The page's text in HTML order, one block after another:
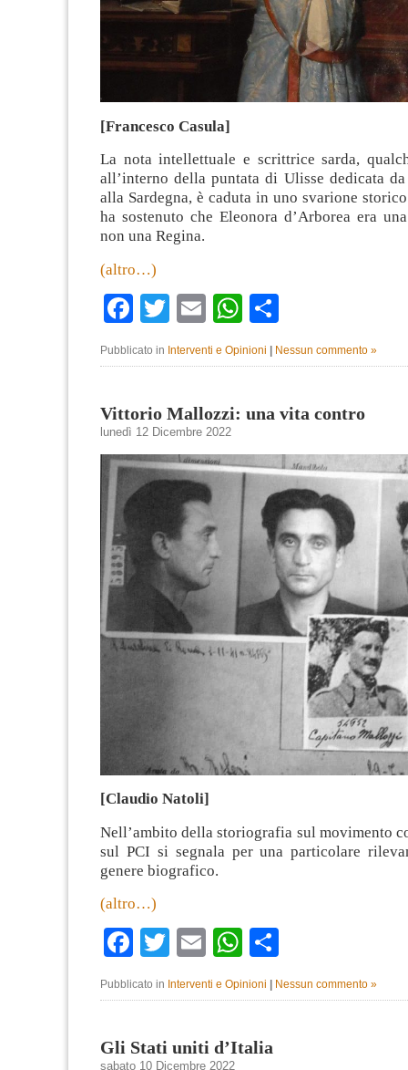
[Francesco Casula]
La nota intellettuale e scrittrice sarda,
all’interno della puntata di Ulisse dedicata
alla Sardegna, è caduta in uno svarione
ha sostenuto che Eleonora d’Arborea era
non una Regina.
(altro…)
Facebook
TwitterEmailWhatsApp
Pubblicato in Interventi e Opinioni | Nessun commento »
Vittorio Mallozzi: una vita contro
lunedì 12 Dicembre 2022
[Claudio Natoli]
Nell’ambito della storiografia sul movimento
sul PCI si segnala per una particolare
genere biografico.
(altro…)
Facebook
TwitterEmailWhatsApp
Pubblicato in Interventi e Opinioni Nessun commento »
Gli Stati uniti d’Italia
sabato 10 Dicembre 2022